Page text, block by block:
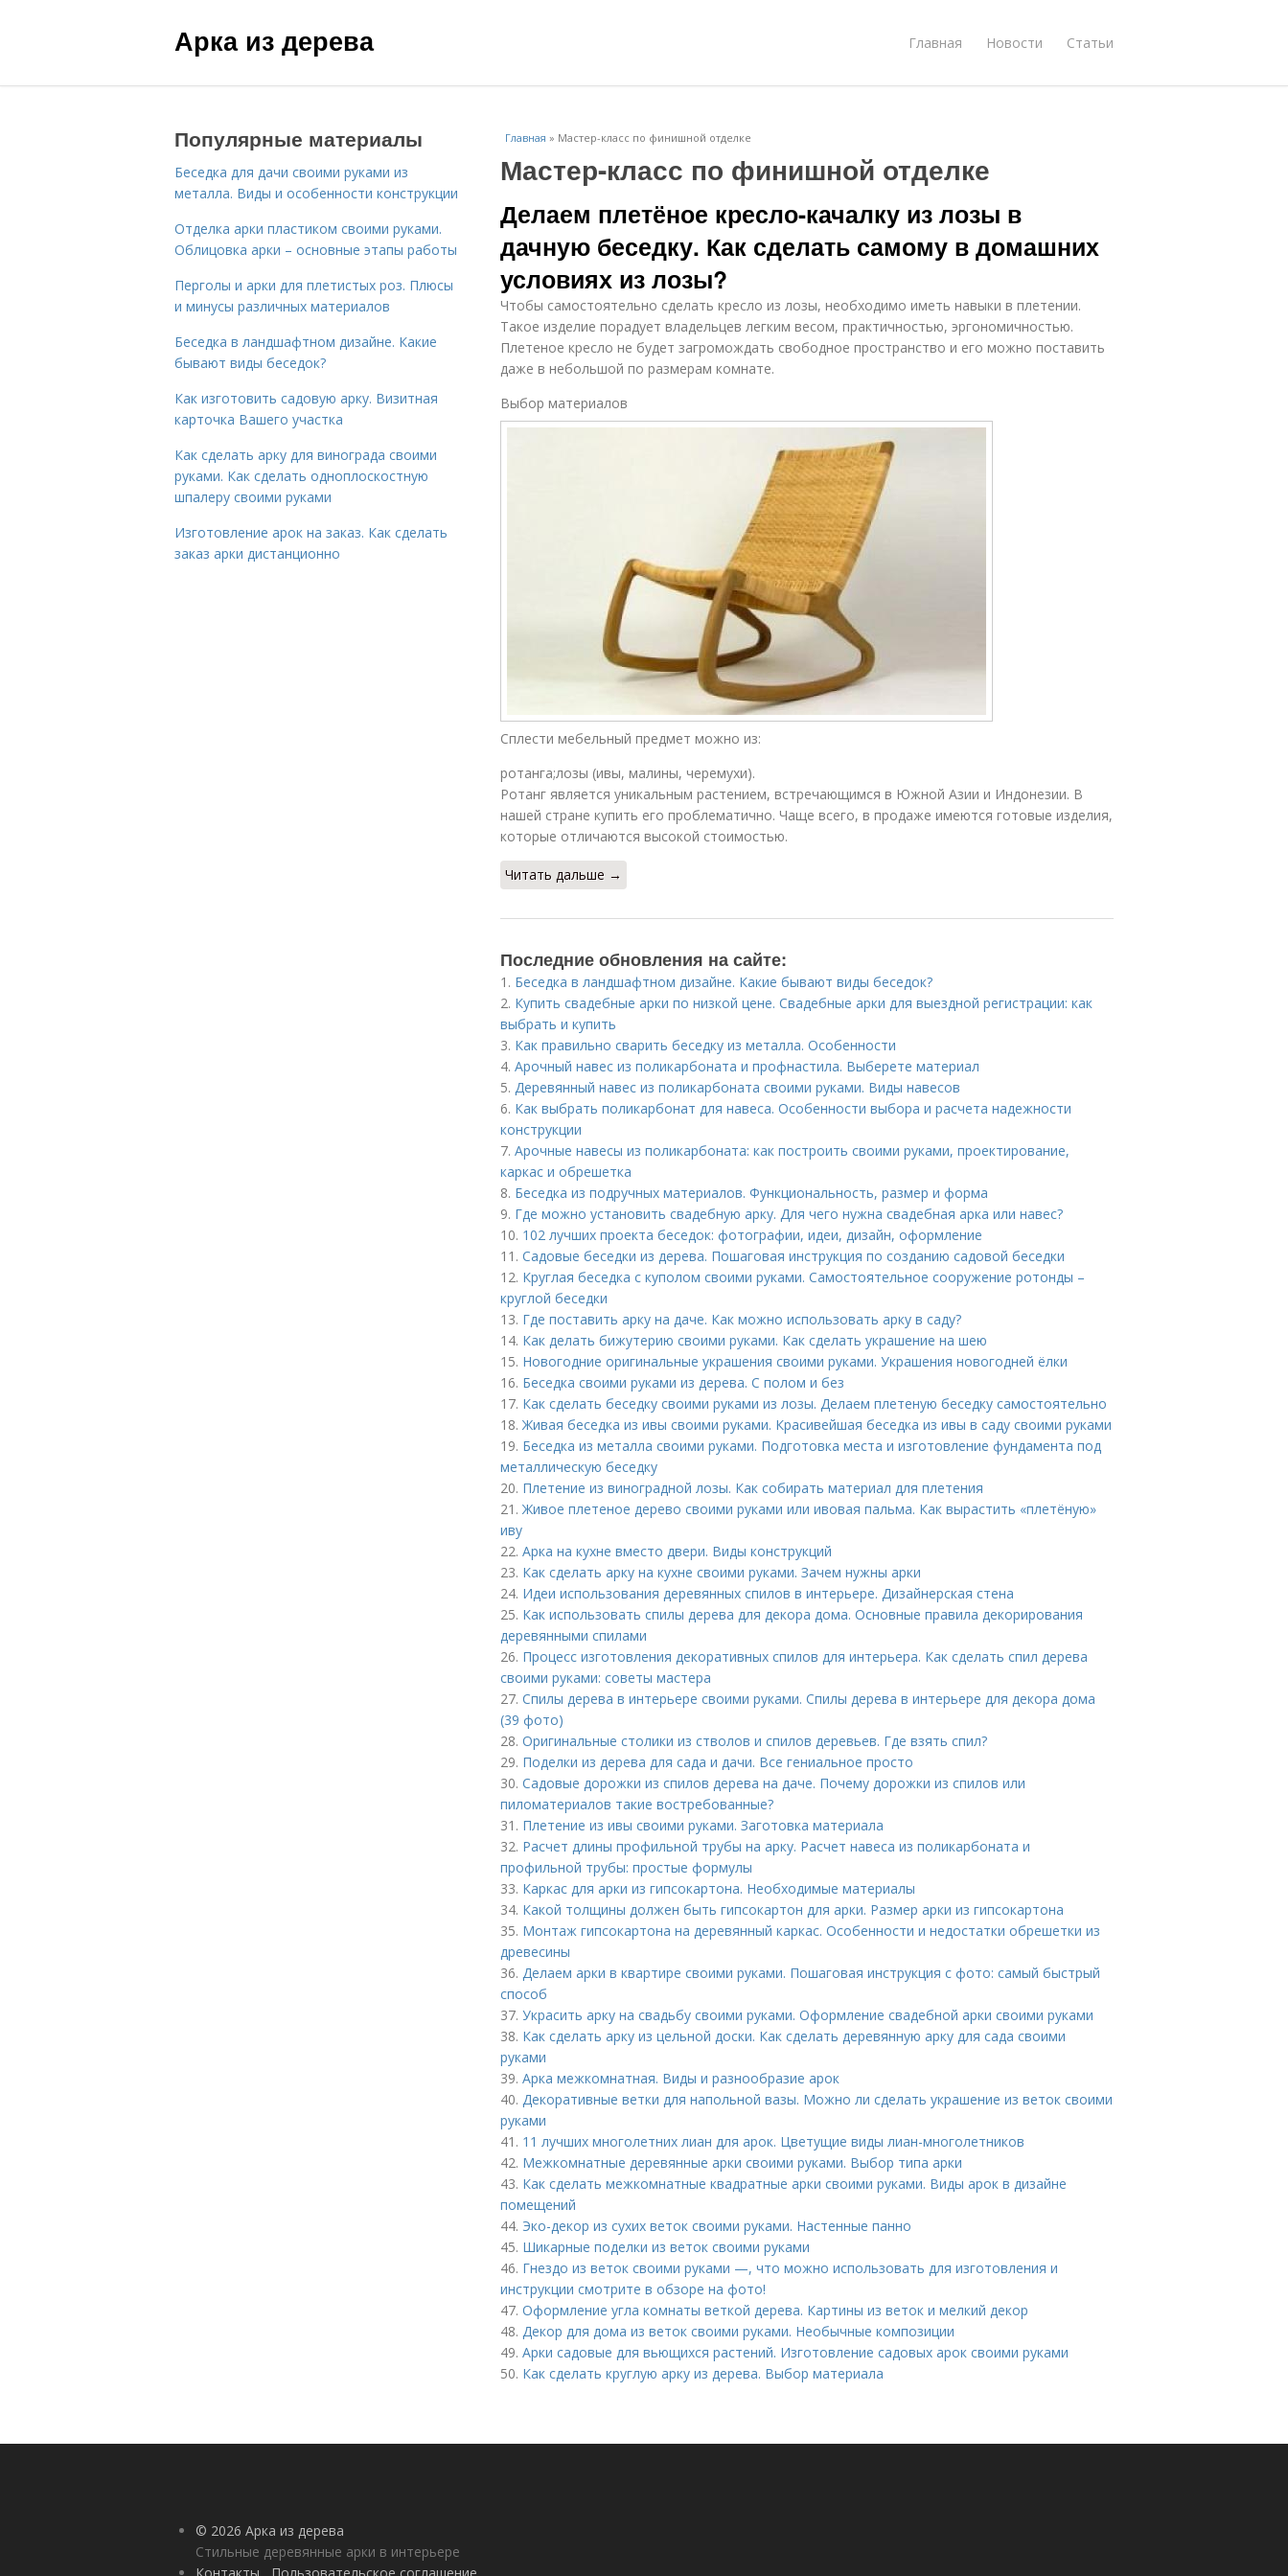
Арка из дерева Главная Новости Статьи
Главная » Мастер-класс по финишной отделке
Мастер-класс по финишной отделке
Делаем плетёное кресло-качалку из лозы в
дачную беседку. Как сделать самому в домашних
условиях из лозы?
Чтобы самостоятельно сделать кресло из лозы, необходимо иметь навыки в плетении.
Такое изделие порадует владельцев легким весом, практичностью, эргономичностью.
Плетеное кресло не будет загромождать свободное пространство и его можно поставить
даже в небольшой по размерам комнате.
Выбор материалов
Сплести мебельный предмет можно из:
ротанга;лозы (ивы, малины, черемухи).
Ротанг является уникальным растением, встречающимся в Южной Азии и Индонезии. В
нашей стране купить его проблематично. Чаще всего, в продаже имеются готовые изделия,
которые отличаются высокой стоимостью.
Читать дальше →
Последние обновления на сайте:
1. Беседка в ландшафтном дизайне. Какие бывают виды беседок?
2. Купить свадебные арки по низкой цене. Свадебные арки для выездной регистрации: как
выбрать и купить
3. Как правильно сварить беседку из металла. Особенности
4. Арочный навес из поликарбоната и профнастила. Выберете материал
5. Деревянный навес из поликарбоната своими руками. Виды навесов
6. Как выбрать поликарбонат для навеса. Особенности выбора и расчета надежности
конструкции
7. Арочные навесы из поликарбоната: как построить своими руками, проектирование,
каркас и обрешетка
8. Беседка из подручных материалов. Функциональность, размер и форма
9. Где можно установить свадебную арку. Для чего нужна свадебная арка или навес?
10. 102 лучших проекта беседок: фотографии, идеи, дизайн, оформление
11. Садовые беседки из дерева. Пошаговая инструкция по созданию садовой беседки
12. Круглая беседка с куполом своими руками. Самостоятельное сооружение ротонды –
круглой беседки
13. Где поставить арку на даче. Как можно использовать арку в саду?
14. Как делать бижутерию своими руками. Как сделать украшение на шею
15. Новогодние оригинальные украшения своими руками. Украшения новогодней ёлки
16. Беседка своими руками из дерева. С полом и без
17. Как сделать беседку своими руками из лозы. Делаем плетеную беседку самостоятельно
18.Живая беседка из ивы своими руками. Красивейшая беседка из ивы в саду своими руками
19. Беседка из металла своими руками. Подготовка места и изготовление фундамента под
металлическую беседку
20. Плетение из виноградной лозы. Как собирать материал для плетения
21.Живое плетеное дерево своими руками или ивовая пальма. Как вырастить «плетёную»
иву
22. Арка на кухне вместо двери. Виды конструкций
23. Как сделать арку на кухне своими руками. Зачем нужны арки
24. Идеи использования деревянных спилов в интерьере. Дизайнерская стена
25. Как использовать спилы дерева для декора дома. Основные правила декорирования
деревянными спилами
26. Процесс изготовления декоративных спилов для интерьера. Как сделать спил дерева
своими руками: советы мастера
27. Спилы дерева в интерьере своими руками. Спилы дерева в интерьере для декора дома
(39 фото)
28. Оригинальные столики из стволов и спилов деревьев. Где взять спил?
29. Поделки из дерева для сада и дачи. Все гениальное просто
30. Садовые дорожки из спилов дерева на даче. Почему дорожки из спилов или
пиломатериалов такие востребованные?
31. Плетение из ивы своими руками. Заготовка материала
32. Расчет длины профильной трубы на арку. Расчет навеса из поликарбоната и
профильной трубы: простые формулы
33. Каркас для арки из гипсокартона. Необходимые материалы
34. Какой толщины должен быть гипсокартон для арки. Размер арки из гипсокартона
35. Монтаж гипсокартона на деревянный каркас. Особенности и недостатки обрешетки из
древесины
36. Делаем арки в квартире своими руками. Пошаговая инструкция с фото: самый быстрый
способ
37. Украсить арку на свадьбу своими руками. Оформление свадебной арки своими руками
38. Как сделать арку из цельной доски. Как сделать деревянную арку для сада своими
руками
39. Арка межкомнатная. Виды и разнообразие арок
40. Декоративные ветки для напольной вазы. Можно ли сделать украшение из веток своими
руками
41. 11 лучших многолетних лиан для арок. Цветущие виды лиан-многолетников
42. Межкомнатные деревянные арки своими руками. Выбор типа арки
43. Как сделать межкомнатные квадратные арки своими руками. Виды арок в дизайне
помещений
44. Эко-декор из сухих веток своими руками. Настенные панно
45. Шикарные поделки из веток своими руками
46. Гнездо из веток своими руками —, что можно использовать для изготовления и
инструкции смотрите в обзоре на фото!
47. Оформление угла комнаты веткой дерева. Картины из веток и мелкий декор
48. Декор для дома из веток своими руками. Необычные композиции
49. Арки садовые для вьющихся растений. Изготовление садовых арок своими руками
50. Как сделать круглую арку из дерева. Выбор материала
Популярные материалы
Беседка для дачи своими руками из
металла. Виды и особенности конструкции
Отделка арки пластиком своими руками.
Облицовка арки – основные этапы работы
Перголы и арки для плетистых роз. Плюсы
и минусы различных материалов
Беседка в ландшафтном дизайне. Какие
бывают виды беседок?
Как изготовить садовую арку. Визитная
карточка Вашего участка
Как сделать арку для винограда своими
руками. Как сделать одноплоскостную
шпалеру своими руками
Изготовление арок на заказ. Как сделать
заказ арки дистанционно
© 2026 Арка из дерева
Стильные деревянные арки в интерьере